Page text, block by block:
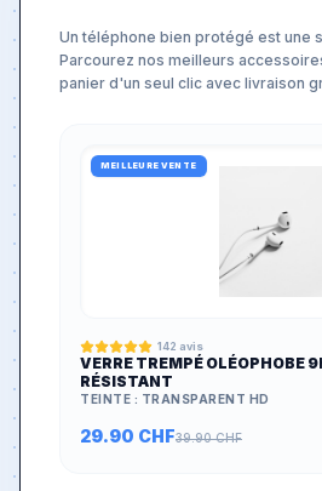
Un téléphone bien protégé est une
Parcourez nos meilleurs
panier d'un seul clic avec livraison
MEILLEURE VENTE
142 avis
VERRE TREMPÉ OLÉOPHOBE
RÉSISTANT
TEINTE : TRANSPARENT HD
29.90 CHF39.90CHF